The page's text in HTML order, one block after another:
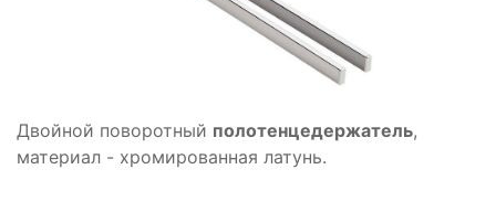
Двойной поворотный полотенцедержатель,
материал - хромированная латунь.